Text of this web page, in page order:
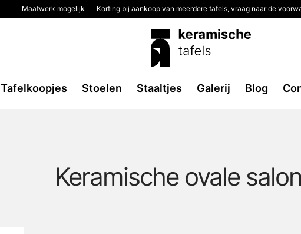
Maatwerk mogelijk Korting bij aankoop van meerdere tafels, vraag naar de
Tafelkoopjes Stoelen Staaltjes Galerij Blog
Keramische ovale